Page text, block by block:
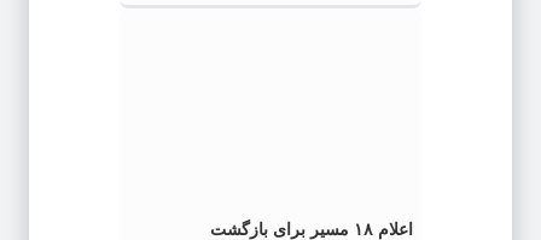
اعلام ۱۸ مسیر برای بازگشت